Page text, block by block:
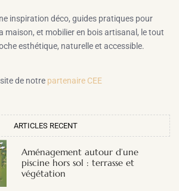
inspiration déco, guides pratiques pour
maison, et mobilier en bois artisanal, le tout
esthétique, naturelle et accessible.
de notre partenaire CEE
ARTICLES RECENT
Aménagement autour d’une
piscine hors sol : terrasse et
végétation